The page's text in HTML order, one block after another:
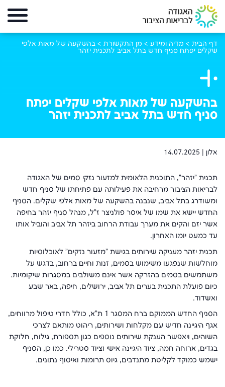
דף הבית > מדיה ומידע > מן התקשורת > בהשקעה של מאות אלפי
שקלים יפתח סניף חדש בתל אביב לתכנית יזהר
בהשקעה של מאות אלפי שקלים יפתח
סניף חדש בתל אביב לתכנית יזהר
אלון | 14.07.2025
תכנית "יזהר", התוכנית הלאומית למזעור נזקי סמים של האגודה
לבריאות הציבור מרחיבה את פעילותה עם פתיחתו של סניף חדש
ומשודרג בתל אביב, שנבנה בהשקעה של מאות אלפי שקלים. הסניף
החדש יישא את שמו של איסר פולניצר ז"ל, מנהל סניף יזהר בחיפה
אשר יזם והקים את מערך עבודת הרחוב ביזהר תל אביב והוביל אותו
עד כמעט יומו האחרון.
תכנית יזהר מעניקה שירותים בגישת "מזעור נזקים" לאוכלוסיות
מוחלשות שנפגעו משימוש בסמים, זנות וחיים ברחוב, בדגש על
משתמשים בסמים בהזרקה אשר אינם משולבים במסגרות שיקומיות.
כיום פועלת התכנית בערים תל אביב, ירושלים, חיפה, באר שבע
ואשדוד.
הסניף החדש הממוקם ברח המסגר 1 ת"א, כולל חדרי טיפול מרווחים,
אגף היגיינה חדיש עם מקלחות ושירותים, ריהוט מותאם לצרכי
השוהים, ויאפשר הענקת שירותים נוספים כגון תספורת, גילוח, חלוקת
בגדים, ארוחה חמה, ציוד היגיינה אישי וציוד סטרילי. כמו כן, הסניף
ישמש כמוקד לקליטת מתנדבים, גיוס תרומות ואיסוף נתונים.